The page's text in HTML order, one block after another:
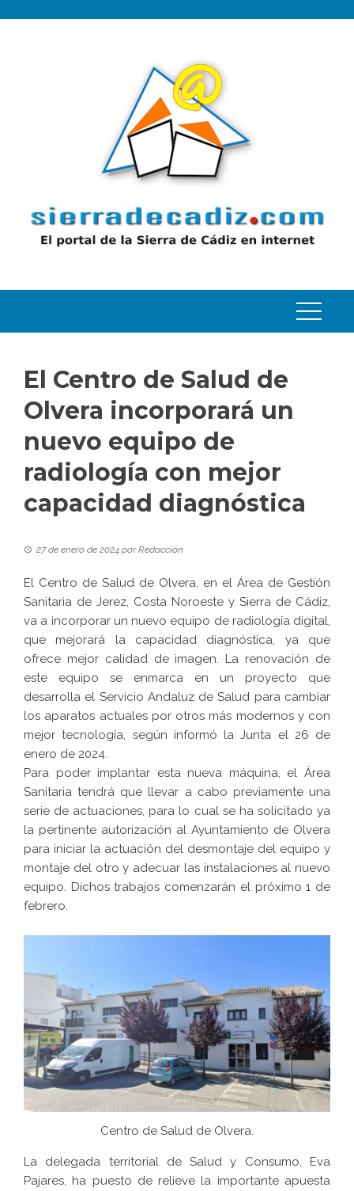
El Centro de Salud de
Olvera incorporará un
nuevo equipo de
radiología con mejor
capacidad diagnóstica
27 de enero de 2024 porRedacción
El Centro de Salud de Olvera, en el Área de Gestión
Sanitaria de Jerez, Costa Noroeste y Sierra de Cádiz,
va a incorporar un nuevo equipo de radiología digital,
que mejorará la capacidad diagnóstica, ya que
ofrece mejor calidad de imagen. La renovación de
este equipo se enmarca en un proyecto que
desarrolla el Servicio Andaluz de Salud para cambiar
los aparatos actuales por otros más modernos y con
mejor tecnología, según informó la Junta el 26 de
enero de 2024.
Para poder implantar esta nueva máquina, el Área
Sanitaria tendrá que llevar a cabo previamente una
serie de actuaciones, para lo cual se ha solicitado ya
la pertinente autorización al Ayuntamiento de Olvera
para iniciar la actuación del desmontaje del equipo y
montaje del otro y adecuar las instalaciones al nuevo
equipo. Dichos trabajos comenzarán el próximo 1 de
febrero.
Centro de Salud de Olvera.
La delegada territorial de Salud y Consumo, Eva
Pajares, ha puesto de relieve la importante apuesta